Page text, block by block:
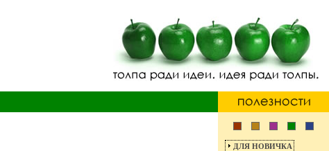
ДЛЯ НОВИЧКА